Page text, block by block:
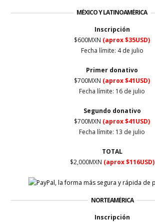
MÉXICO Y LATINOAMÉRICA
Inscripción
$600MXN (aprox $35USD)
Fecha límite: 4 de julio
Primer donativo
$700MXN (aprox $41USD)
Fecha límite: 16 de julio
Segundo donativo
$700MXN (aprox $41USD)
Fecha límite: 13 de julio
TOTAL
$2,000MXN (aprox $116USD)
NORTEAMÉRICA
Inscripción